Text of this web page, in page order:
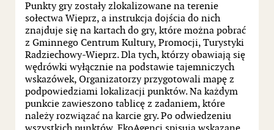
Punkty gry zostały zlokalizowane na terenie
sołectwa Wieprz, a instrukcja dojścia do nich
znajduje się na kartach do gry, które można pobrać
z Gminnego Centrum Kultury, Promocji, Turystyki
Radziechowy-Wieprz. Dla tych, którzy obawiają się
wędrówki wyłącznie na podstawie tajemniczych
wskazówek, Organizatorzy przygotowali mapę z
podpowiedziami lokalizacji punktów. Na każdym
punkcie zawieszono tablicę z zadaniem, które
należy rozwiązać na karcie gry. Po odwiedzeniu